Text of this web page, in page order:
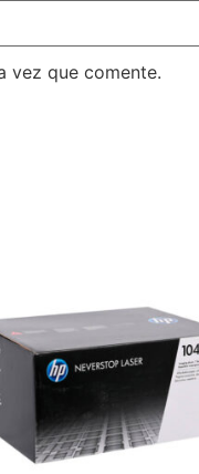
vez que comente.